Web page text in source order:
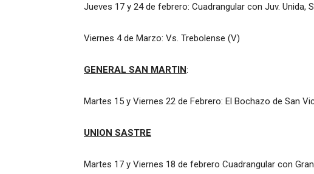
Jueves 17 y 24 de febrero: Cuadrangular con Juv. Unida,
Viernes 4 de Marzo: Vs. Trebolense (V)
GENERAL SAN MARTIN:
Martes 15 y Viernes 22 de Febrero: El Bochazo de San
UNION SASTRE
Martes 17 y Viernes 18 de febrero Cuadrangular con